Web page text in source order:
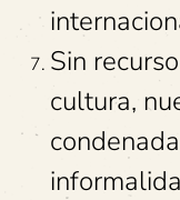
Sin
cultura,